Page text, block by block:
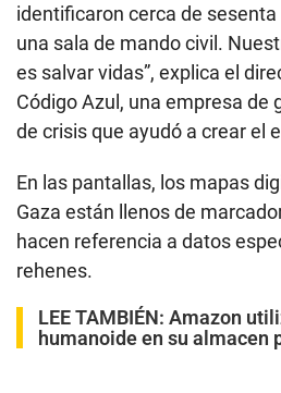
identificaron cerca de sesenta
una sala de mando civil.
es salvar vidas”, explica el
Código Azul, una empresa de
de crisis que ayudó a crear el
En las pantallas, los mapas
Gaza están llenos de
hacen referencia a datos
rehenes.
LEE TAMBIÉN: Amazon
humanoide en su almacen